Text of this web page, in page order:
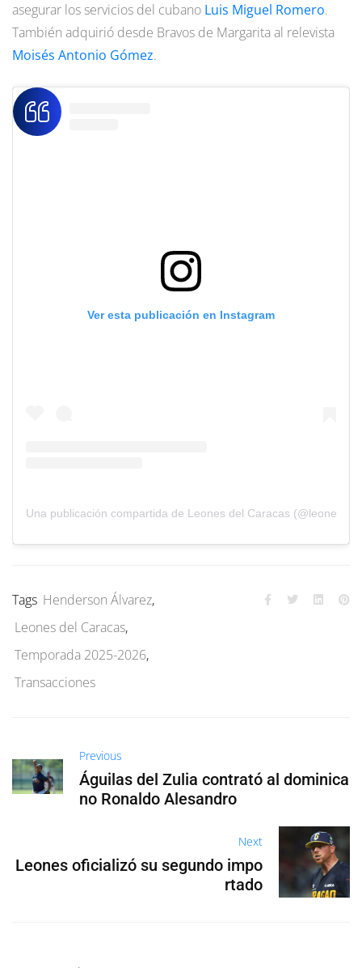
asegurar los servicios del cubano Luis Miguel Romero.
También adquirió desde Bravos de Margarita al relevista
Moisés Antonio Gómez.
Ver esta publicación en Instagram
Una publicación compartida de Leones del Caracas
Tags Henderson Álvarez,
Leones del Caracas,
Temporada 2025-2026,
Transacciones
Previous
Águilas del Zulia contrató al dominica
no Ronaldo Alesandro
Next
Leones oficializó su segundo impo
rtado